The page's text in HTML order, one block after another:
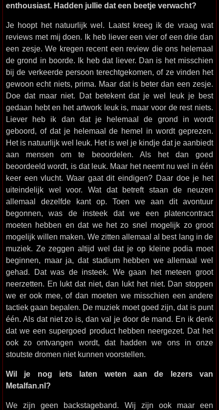
enthousiast. Hadden jullie dat een beetje verwacht?
Je hoopt het natuurlijk wel. Laatst kreeg ik de vraag wat
reviews met mij doen. Ik heb liever een vier of een drie dan
een zesje. We kregen recent een review die ons helemaal
de grond in boorde. Ik heb dat liever. Dan is het misschien
bij de verkeerde persoon terechtgekomen, of ze vinden het
gewoon echt niets, prima. Maar dat is beter dan een zesje.
Doe dat maar niet. Dat betekent dat je wel leuk je best
gedaan hebt en het artwork leuk is, maar voor de rest niets.
Liever heb ik dan dat je helemaal de grond in wordt
geboord, of dat je helemaal de hemel in wordt geprezen.
Het is natuurlijk wel leuk. Het is wel je kindje dat je aanbiedt
aan mensen om te beoordelen. Als het dan goed
beoordeeld wordt, is dat leuk. Maar het neemt nu wel in één
keer een vlucht. Waar gaat dit eindigen? Daar doe je het
uiteindelijk wel voor. Wat dat betreft staan de neuzen
allemaal dezelfde kant op. Toen we aan dit avontuur
begonnen, was de insteek dat we een platencontract
moeten hebben en dat we het zo snel mogelijk zo groot
mogelijk willen maken. We zitten allemaal al best lang in de
muziek. Ze zeggen altijd wel dat je op kleine podia moet
beginnen, maar ja, dat stadium hebben we allemaal wel
gehad. Dat was de insteek. We gaan het meteen groot
neerzetten. En lukt dat niet, dan lukt het niet. Dan stoppen
we er ook mee, of dan moeten we misschien een andere
tactiek gaan bepalen. De muziek moet goed zijn, dat is punt
één. Als dat niet zo is, dan val je door de mand. En ik denk
dat we een supergoed product hebben neergezet. Dat het
ook zo ontvangen wordt, dat hadden we ons in onze
stoutste dromen niet kunnen voorstellen.
Wil je nog iets laten weten aan de lezers van
Metalfan.nl?
We zijn geen backstageband. Wij zijn ook maar een